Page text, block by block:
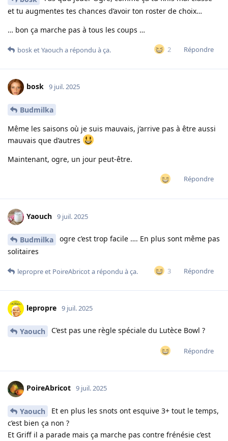
et tu augmentes tes chances d’avoir ton roster de choix…
… bon ça marche pas à tous les coups …
2 Répondre
bosketYaouch a répondu à ça.
bosk 9 juil. 2025
Budmilka
Même les saisons où je suis mauvais, j’arrive pas à être aussi
mauvais que d’autres
Maintenant, ogre, un jour peut-être.
Répondre
Yaouch 9 juil. 2025
Budmilka
ogre c’est trop facile …. En plus sont même pas
solitaires
3 Répondre
lepropreet PoireAbricota répondu à ça.
lepropre 9 juil. 2025
Yaouch C’est pas une règle spéciale du Lutèce Bowl ?
Répondre
PoireAbricot 9 juil. 2025
Yaouch
Et en plus les snots ont esquive 3+ tout le temps,
c’est bien ça non ?
Et Griff il a parade mais ça marche pas contre frénésie c’est